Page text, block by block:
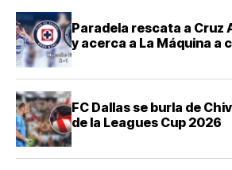
Paradela rescata a Cruz
y acerca a La Máquina a
FC Dallas se burla de
de la Leagues Cup 2026